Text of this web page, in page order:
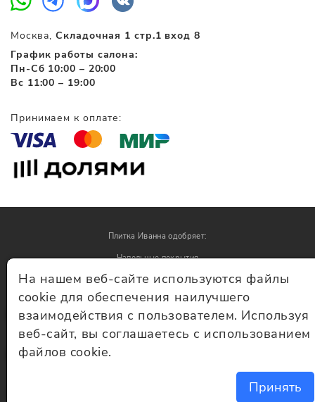
Москва,Складочная 1 стр.1 вход 8
График работы салона:
Пн-Сб 10:00 – 20:00
Вс 11:00 – 19:00
Принимаем к оплате:
© Плитка Иванна 2026 - плитка и керамогранит
Плитка Иванна одобряет:
Напольные покрытия
Обои
На нашем веб-сайте используются файлы
cookie для обеспечения наилучшего
взаимодействия с пользователем. Используя
веб-сайт, вы соглашаетесь с использованием
файлов cookie.
Принять